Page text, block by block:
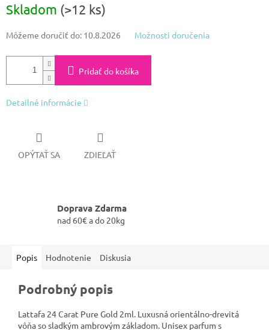
cena:
Skladom (>12 ks)
Môžeme doručiť do: 10.8.2026 Možnosti doručenia
Pridať do košíka
Detailné informácie
OPÝTAŤ SA ZDIEĽAŤ
Doprava Zdarma
nad 60€ a do 20kg
Popis Hodnotenie Diskusia
Podrobný popis
Lattafa 24 Carat Pure Gold 2ml. Luxusná orientálno-drevitá
vôňa so sladkým ambrovým základom. Unisex parfum s